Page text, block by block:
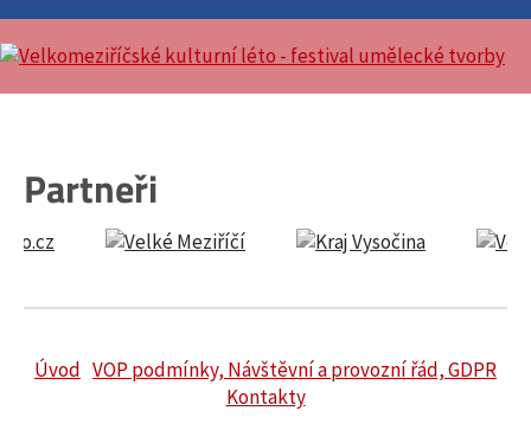
Partneři
Úvod VOP podmínky, Návštěvní a provozní řád, GDPR
Kontakty